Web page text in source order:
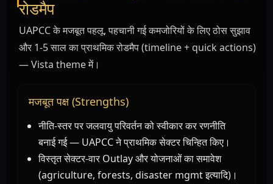
रोडमैप
UAPCC के मजबूत पहलू, पहचानी गई कमजोरियों के लिए ठोस सुझाव
और 1-5 साल का प्राथमिक रोडमैप (timeline + quick actions)
— Vista theme में।
मजबूत पक्ष (Strengths)
नीति-स्तर पर जलवायु परिवर्तन को स्वीकार कर रणनीति
बनाई गई — UAPCC ने प्राथमिक सेक्टर चिन्हित किए।
विस्तृत सेक्टर-वार Outlay और योजनाओं का समावेश
(agriculture, forests, disaster mgmt इत्यादि)।